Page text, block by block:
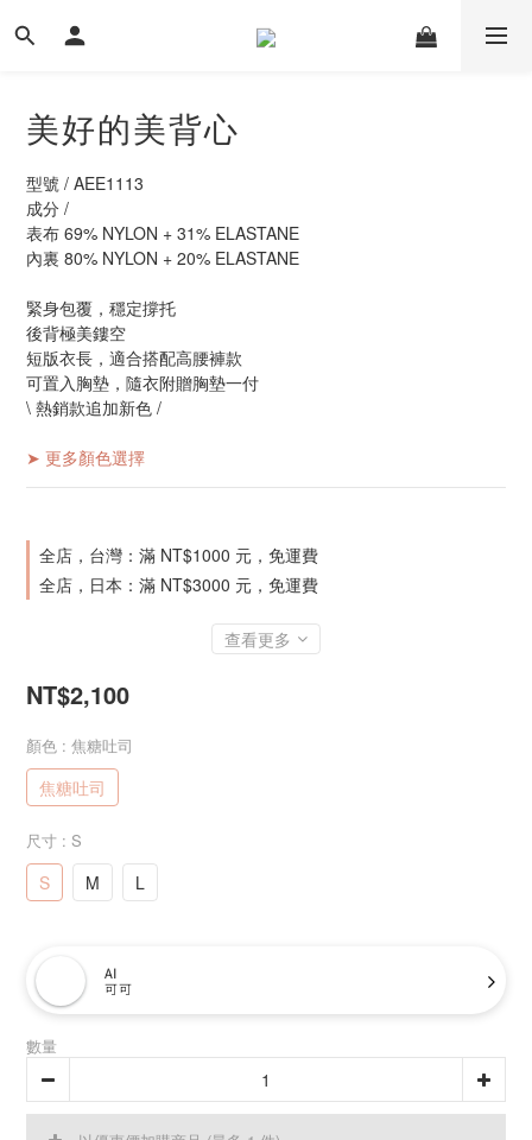
美好的美背心
型號 / AEE1113
成分 /
表布 69% NYLON + 31% ELASTANE
內裏 80% NYLON + 20% ELASTANE
緊身包覆，穩定撐托
後背極美鏤空
短版衣長，適合搭配高腰褲款
可置入胸墊，隨衣附贈胸墊一付
\ 熱銷款追加新色 /
➤ 更多顏色選擇
全店，台灣：滿 NT$1000 元，免運費
全店，日本：滿 NT$3000 元，免運費
查看更多
NT$2,100
顏色 : 焦糖吐司
焦糖吐司
尺寸 : S
S M L
AI
可可
數量